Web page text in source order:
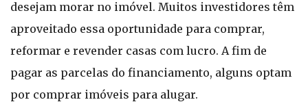
desejam morar no imóvel. Muitos investidores têm
aproveitado essa oportunidade para comprar,
reformar e revender casas com lucro. A fim de
pagar as parcelas do financiamento, alguns optam
por comprar imóveis para alugar.